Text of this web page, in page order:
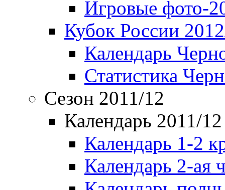
Игровые фото-
Кубок России
Календарь
Статистика
Сезон 2011/12
Календарь 2011/12
Календарь 1-2
Календарь 2-ая